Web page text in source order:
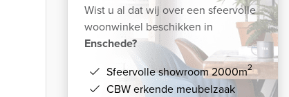
Wist u al dat wij over een sfeervolle
woonwinkel beschikken in
Enschede?
Sfeervolle showroom 2000m2
CBW erkende meubelzaak